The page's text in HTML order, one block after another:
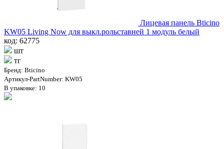
Лицевая панель Bticino
KW05 Living Now для выкл.рольставней 1 модуль белый
код: 62775
шт
тг
Бренд: Bticino
Артикул-PartNumber: KW05
В упаковке: 10